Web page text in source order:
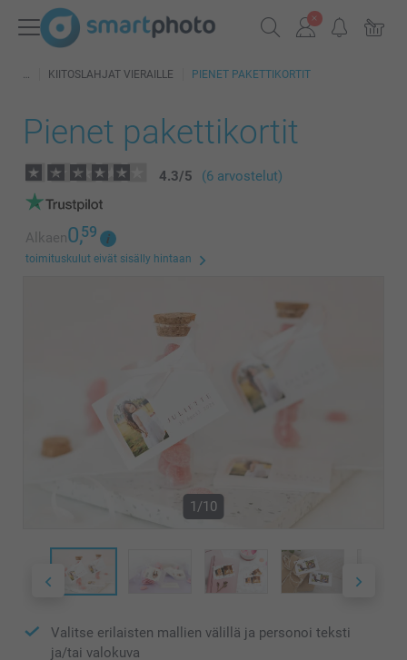
KIITOSLAHJAT VIERAILLE PIENET PAKETTIKORTIT
Pienet pakettikortit
4.3/5 (6 arvostelut)
Alkaen0,59
toimituskulut eivät sisälly hintaan
1/10
Valitse erilaisten mallien välillä ja personoi teksti
ja/tai valokuva